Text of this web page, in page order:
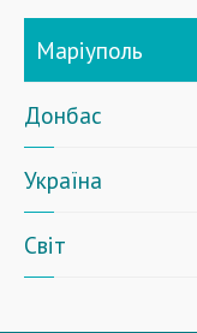
Маріуполь
Донбас
Україна
Світ